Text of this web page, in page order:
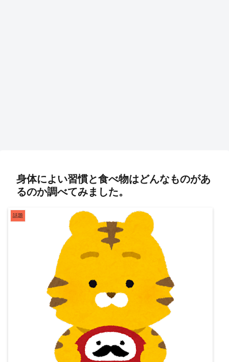
身体によい習慣と食べ物はどんなものがあ
るのか調べてみました。
話題